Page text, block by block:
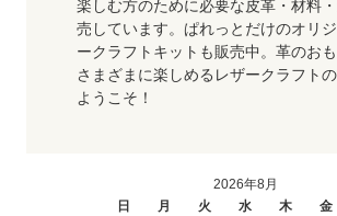
楽しむ方のために必要な皮革・材料
売しています。ぱれっとだけのオリ
ークラフトキットも販売中。革のお
さまざまに楽しめるレザークラフトの
ようこそ！
2026年8月
日
月 火 水 木 金